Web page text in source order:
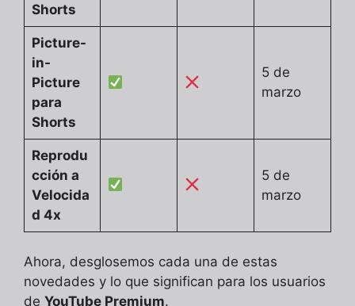
Shorts
Picture-
in-
Picture
para
Shorts
5 de
marzo
Reprodu
cción a
Velocida
d 4x
5 de
marzo
Ahora, desglosemos cada una de estas
novedades y lo que significan para los usuarios
de YouTube Premium.